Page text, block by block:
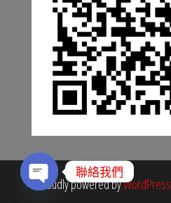
Proudly powered byWordPress
聯絡我們